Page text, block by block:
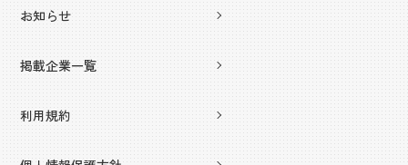
お知らせ
掲載企業一覧
利用規約